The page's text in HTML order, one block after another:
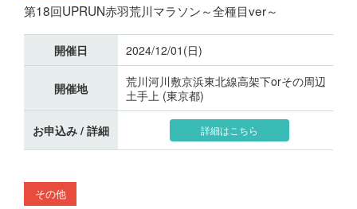
第18回UPRUN赤羽荒川マラソン～全種目ver～
開催日 2024/12/01(日)
開催地
荒川河川敷京浜東北線高架下orその周辺
土手上 (東京都)
お申込み / 詳細 詳細はこちら
その他